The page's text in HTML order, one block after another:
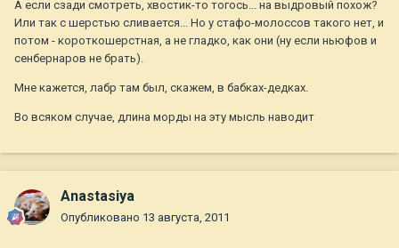
А если сзади смотреть, хвостик-то тогось... на выдровый похож?
Или так с шерстью сливается... Но у стафо-молоссов такого нет, и
потом - короткошерстная, а не гладко, как они (ну если ньюфов и
сенбернаров не брать).
Мне кажется, лабр там был, скажем, в бабках-дедках.
Во всяком случае, длина морды на эту мысль наводит
Anastasiya
Опубликовано 13 августа, 2011